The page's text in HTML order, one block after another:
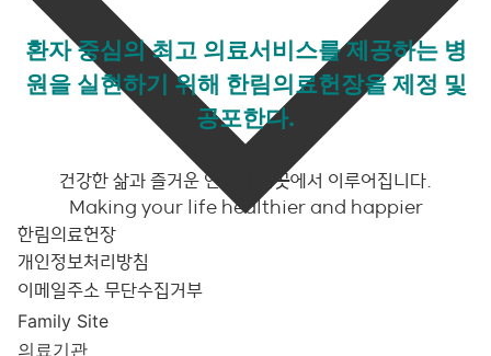
한림의료헌장
개인정보처리방침
이메일주소 무단수집거부
환자 중심의 최고 의료서비스를 제공하는 병
원을 실현하기 위해 한림의료헌장을 제정 및
공포한다.
건강한 삶과 즐거운 인생이 이곳에서 이루어집니다.
Making your life healthier and happier
Family Site
의료기관